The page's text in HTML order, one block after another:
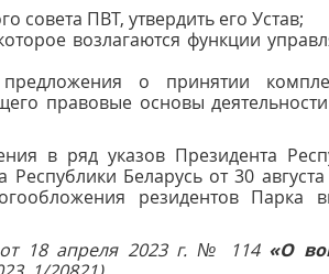
совета ПВТ, утвердить его Устав;
возлагаются функции
о принятии
правовые основы
в ряд указов Президента
Беларусь от 30 августа
резидентов Парка
от 18 апреля 2023 г. № 114 «О